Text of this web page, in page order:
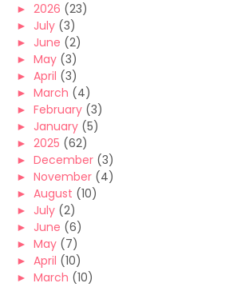
► 2026 (23)
► July (3)
► June (2)
► May (3)
► April (3)
► March (4)
► February (3)
► January (5)
► 2025 (62)
► December (3)
► November (4)
► August (10)
► July (2)
► June (6)
► May (7)
► April (10)
► March (10)